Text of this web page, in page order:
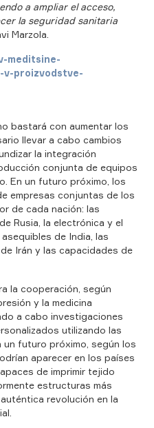
a ampliar el acceso,
la seguridad sanitaria
Marzola.
bastará con aumentar los
llevar a cabo cambios
la integración
conjunta de equipos
En un futuro próximo, los
empresas conjuntas de los
de cada nación: las
Rusia, la electrónica y el
de India, las
Irán y las capacidades de
la cooperación, según
y la medicina
a cabo investigaciones
utilizando las
un futuro próximo, según los
aparecer en los países
de imprimir tejido
estructuras más
revolución en la